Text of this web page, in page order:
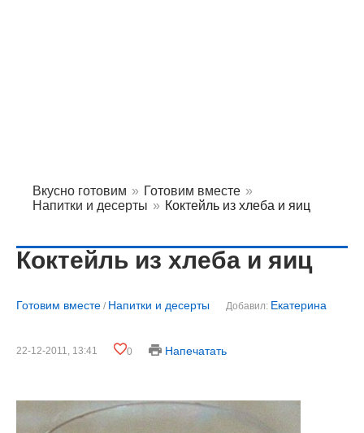
Вкусно готовим » Готовим вместе »
Напитки и десерты » Коктейль из хлеба и яиц
Коктейль из хлеба и яиц
Готовим вместе / Напитки и десерты Добавил: Екатерина
22-12-2011, 13:41 0 Напечатать